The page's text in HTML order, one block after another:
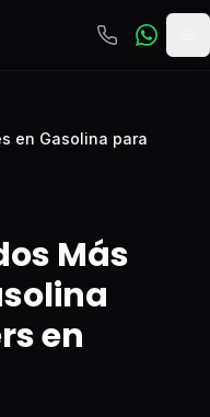
en Gasolina para
Más
en